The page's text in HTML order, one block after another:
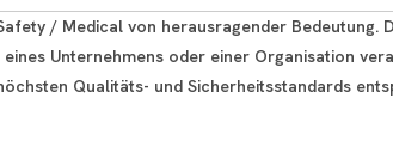
/ Medical von herausragender Bedeutung.
Unternehmens oder einer Organisation
Qualitäts- und Sicherheitsstandards